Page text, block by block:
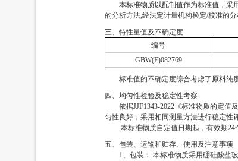
本标准物质以配制值作为标准值，采
的分析方法,经法定计量机构检定/校准的
三、特性量值及不确定度
编号
GBW(E)082769
标准值的不确定度综合考虑了原料纯
四、均匀性检验及稳定性考察
依据JJF1343-2022《标准物质的定
匀性良好；采用相同测量方法进行稳定性
本标准物质自定值日期起，有效期24个
五、包装、运输和贮存、使用及注意事项
1、包装： 本标准物质采用硼硅酸盐